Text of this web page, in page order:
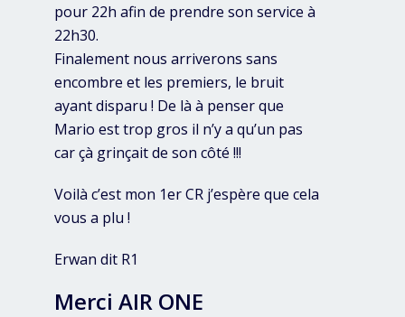
pour 22h afin de prendre son service à
22h30.
Finalement nous arriverons sans
encombre et les premiers, le bruit
ayant disparu ! De là à penser que
Mario est trop gros il n’y a qu’un pas
car çà grinçait de son côté !!!
Voilà c’est mon 1er CR j’espère que cela
vous a plu !
Erwan dit R1
Merci AIR ONE